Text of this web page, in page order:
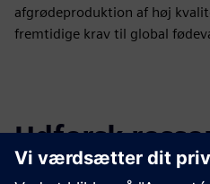
afgrødeproduktion af høj
fremtidige krav til global
Udforsk
relaterede